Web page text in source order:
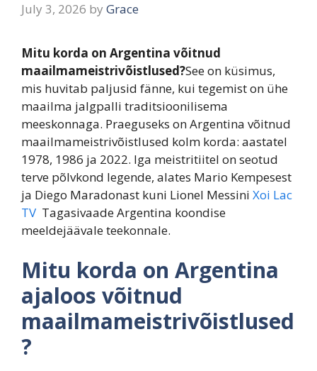
July 3, 2026 by Grace
Mitu korda on Argentina võitnud
maailmameistrivõistlused?See on küsimus,
mis huvitab paljusid fänne, kui tegemist on ühe
maailma jalgpalli traditsioonilisema
meeskonnaga. Praeguseks on Argentina võitnud
maailmameistrivõistlused kolm korda: aastatel
1978, 1986 ja 2022. Iga meistritiitel on seotud
terve põlvkond legende, alates Mario Kempesest
ja Diego Maradonast kuni Lionel Messini Xoi Lac
TV Tagasivaade Argentina koondise
meeldejäävale teekonnale.
Mitu korda on Argentina
ajaloos võitnud
maailmameistrivõistlused
?